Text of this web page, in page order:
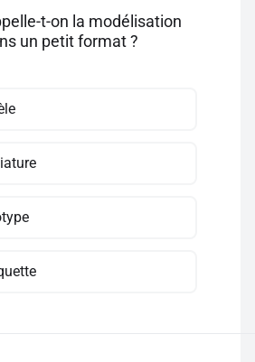
t-on la modélisation
un petit format ?